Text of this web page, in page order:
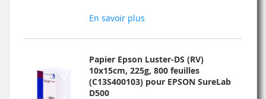
D’ENVIE
En savoir plus
Papier Epson Luster-DS (RV)
10x15cm, 225g, 800 feuilles
(C13S400103) pour EPSON SureLab
D500